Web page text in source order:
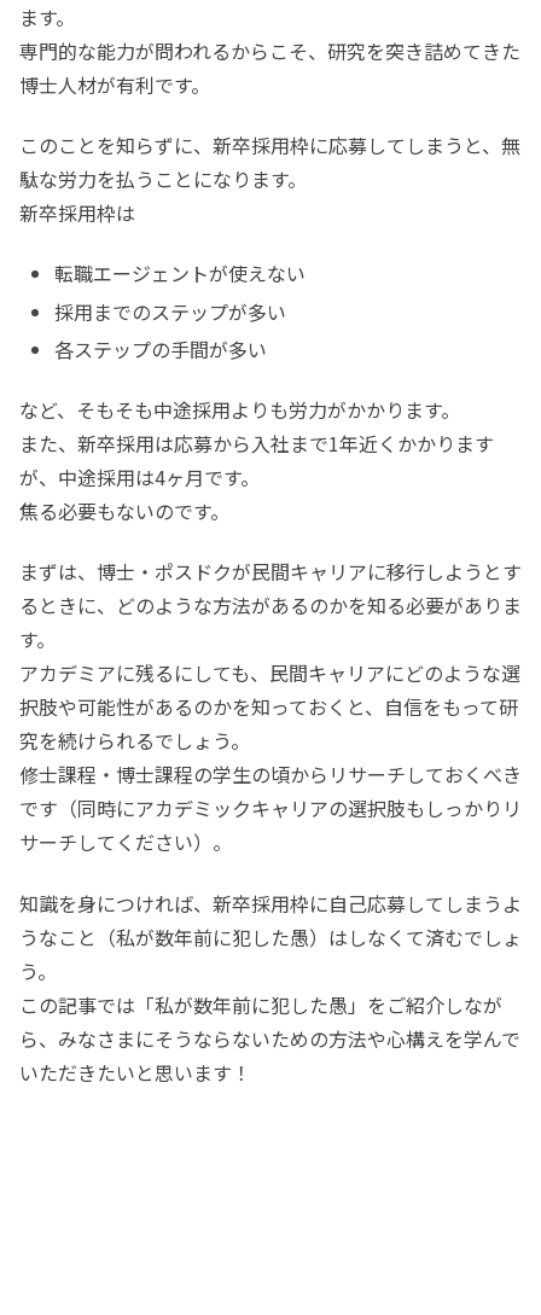
ます。
専門的な能力が問われるからこそ、研究を突き詰めてきた
博士人材が有利です。
このことを知らずに、新卒採用枠に応募してしまうと、無
駄な労力を払うことになります。
新卒採用枠は
転職エージェントが使えない
採用までのステップが多い
各ステップの手間が多い
など、そもそも中途採用よりも労力がかかります。
また、新卒採用は応募から入社まで1年近くかかります
が、中途採用は4ヶ月です。
焦る必要もないのです。
まずは、博士・ポスドクが民間キャリアに移行しようとす
るときに、どのような方法があるのかを知る必要がありま
す。
アカデミアに残るにしても、民間キャリアにどのような選
択肢や可能性があるのかを知っておくと、自信をもって研
究を続けられるでしょう。
修士課程・博士課程の学生の頃からリサーチしておくべき
です（同時にアカデミックキャリアの選択肢もしっかりリ
サーチしてください）。
知識を身につければ、新卒採用枠に自己応募してしまうよ
うなこと（私が数年前に犯した愚）はしなくて済むでしょ
う。
この記事では「私が数年前に犯した愚」をご紹介しなが
ら、みなさまにそうならないための方法や心構えを学んで
いただきたいと思います！